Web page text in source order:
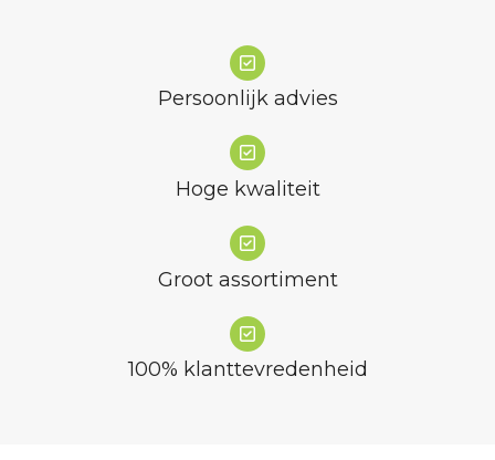
Persoonlijk advies
Hoge kwaliteit
Groot assortiment
100% klanttevredenheid